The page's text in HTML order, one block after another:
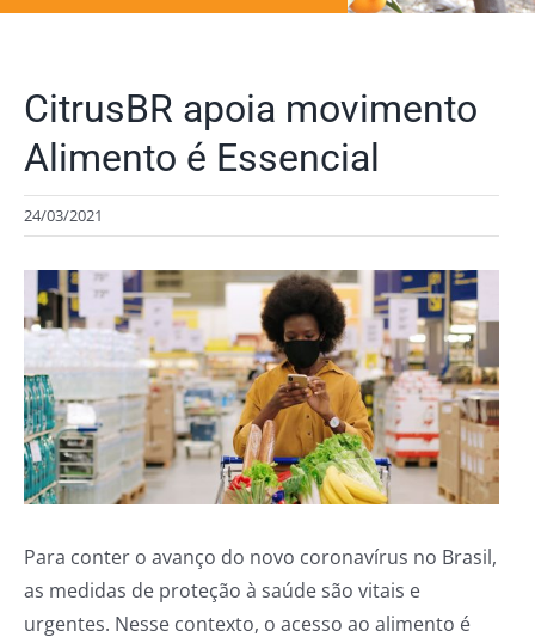
CitrusBR apoia movimento
Alimento é Essencial
24/03/2021
View
Larger
Image
Para conter o avanço do novo coronavírus no Brasil,
as medidas de proteção à saúde são vitais e
urgentes. Nesse contexto, o acesso ao alimento é